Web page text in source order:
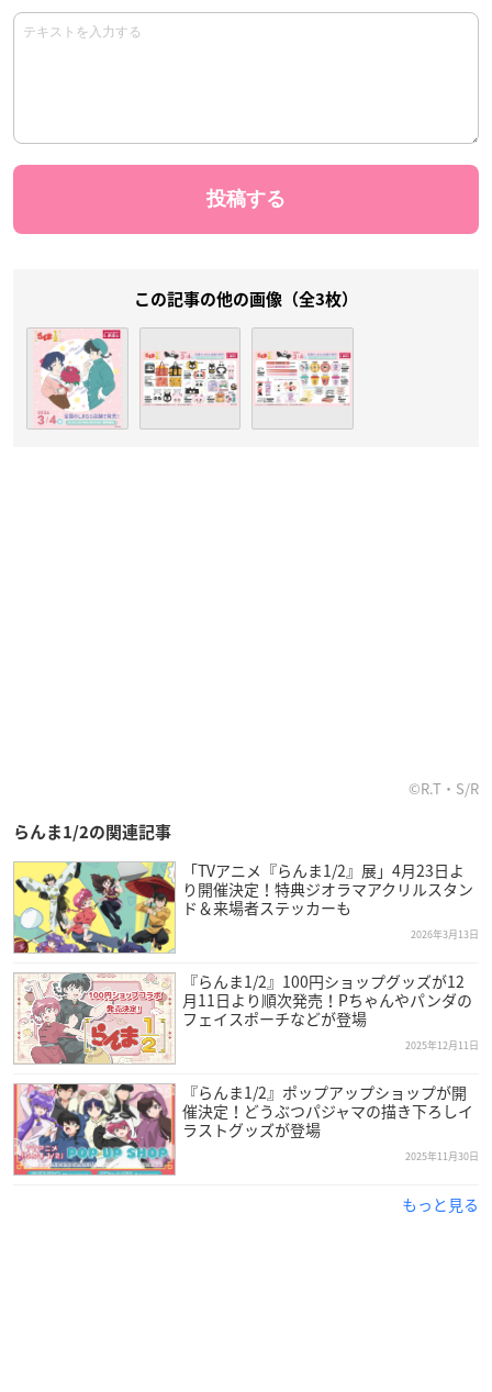
この記事の他の画像（全3枚）
©R.T・S/R
らんま1/2の関連記事
「TVアニメ『らんま1/2』展」4月23日よ
り開催決定！特典ジオラマアクリルスタン
ド＆来場者ステッカーも
2026年3月13日
『らんま1/2』100円ショップグッズが12
月11日より順次発売！Pちゃんやパンダの
フェイスポーチなどが登場
2025年12月11日
『らんま1/2』ポップアップショップが開
催決定！どうぶつパジャマの描き下ろしイ
ラストグッズが登場
2025年11月30日
もっと見る